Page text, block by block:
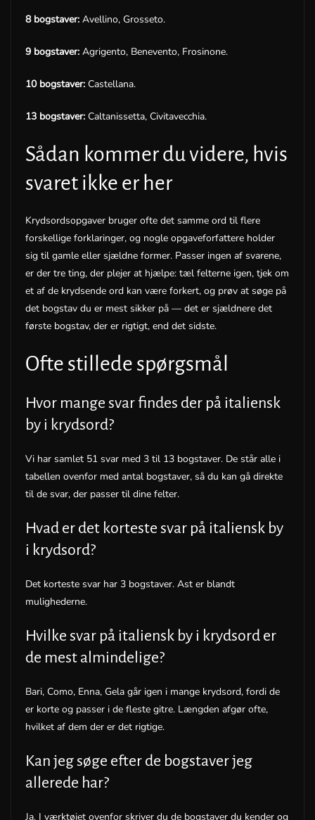
8 bogstaver: Avellino, Grosseto.
9 bogstaver: Agrigento, Benevento, Frosinone.
10 bogstaver: Castellana.
13 bogstaver: Caltanissetta, Civitavecchia.
Sådan kommer du videre, hvis
svaret ikke er her
Krydsordsopgaver bruger ofte det samme ord til flere
forskellige forklaringer, og nogle opgaveforfattere holder
sig til gamle eller sjældne former. Passer ingen af svarene,
er der tre ting, der plejer at hjælpe: tæl felterne igen, tjek om
et af de krydsende ord kan være forkert, og prøv at søge på
det bogstav du er mest sikker på — det er sjældnere det
første bogstav, der er rigtigt, end det sidste.
Ofte stillede spørgsmål
Hvor mange svar findes der på italiensk
by i krydsord?
Vi har samlet 51 svar med 3 til 13 bogstaver. De står alle i
tabellen ovenfor med antal bogstaver, så du kan gå direkte
til de svar, der passer til dine felter.
Hvad er det korteste svar på italiensk by
i krydsord?
Det korteste svar har 3 bogstaver. Ast er blandt
mulighederne.
Hvilke svar på italiensk by i krydsord er
de mest almindelige?
Bari, Como, Enna, Gela går igen i mange krydsord, fordi de
er korte og passer i de fleste gitre. Længden afgør ofte,
hvilket af dem der er det rigtige.
Kan jeg søge efter de bogstaver jeg
allerede har?
Ja. I værktøjet ovenfor skriver du de bogstaver du kender og